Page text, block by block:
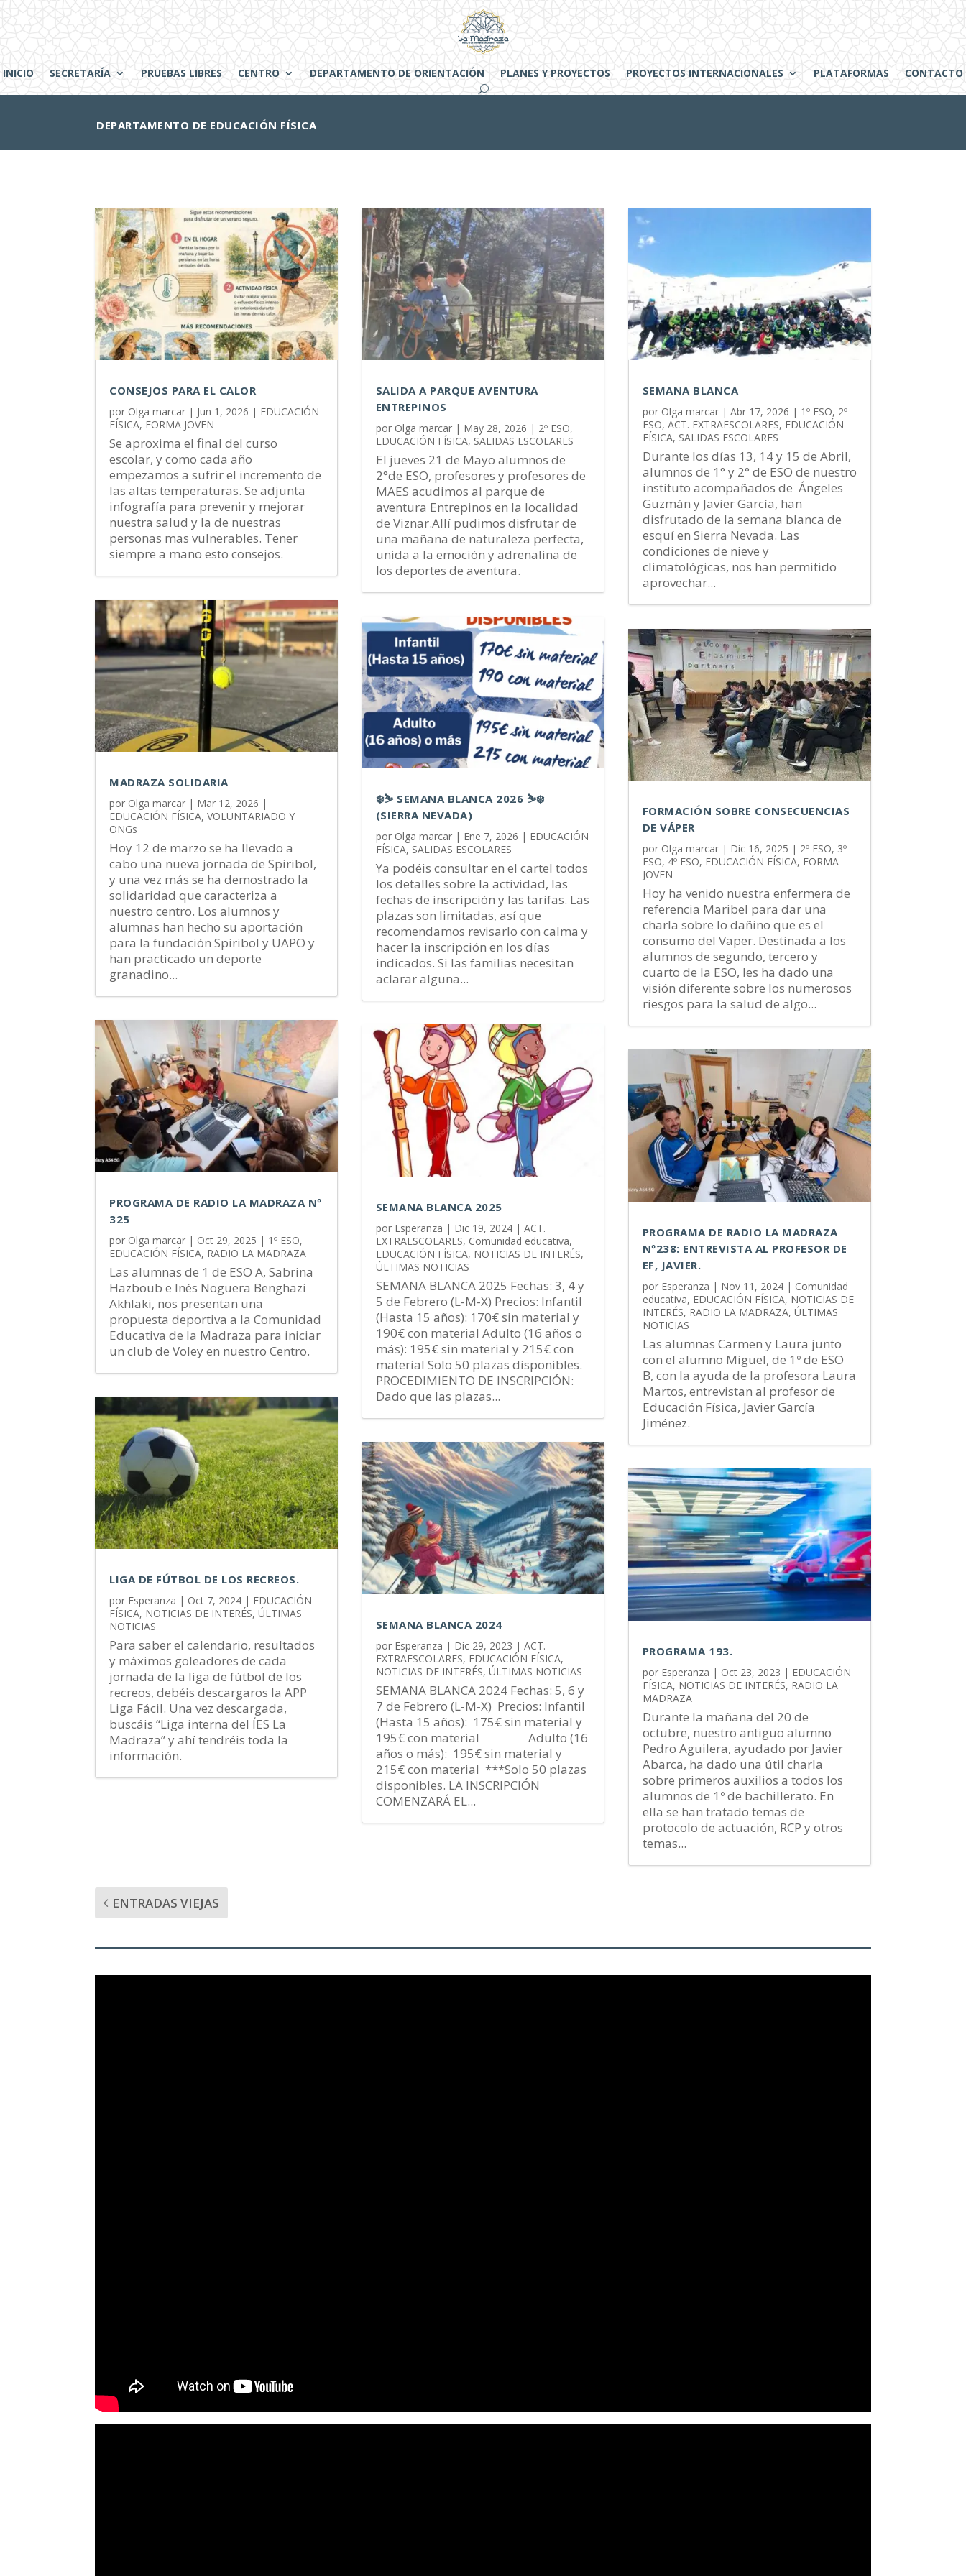
INICIO SECRETARÍA PRUEBAS LIBRES CENTRO DEPARTAMENTO DE ORIENTACIÓN PLANES Y PROYECTOS PROYECTOS INTERNACIONALES PLATAFORMAS CONTACTO
DEPARTAMENTO DE EDUCACIÓN FÍSICA
CONSEJOS PARA EL CALOR
por Olga marcar | Jun 1, 2026 | EDUCACIÓN
FÍSICA, FORMA JOVEN
Se aproxima el final del curso
escolar, y como cada año
empezamos a sufrir el incremento de
las altas temperaturas. Se adjunta
infografía para prevenir y mejorar
nuestra salud y la de nuestras
personas mas vulnerables. Tener
siempre a mano esto consejos.
MADRAZA SOLIDARIA
por Olga marcar | Mar 12, 2026 |
EDUCACIÓN FÍSICA, VOLUNTARIADO Y
ONGs
Hoy 12 de marzo se ha llevado a
cabo una nueva jornada de Spiribol,
y una vez más se ha demostrado la
solidaridad que caracteriza a
nuestro centro. Los alumnos y
alumnas han hecho su aportación
para la fundación Spiribol y UAPO y
han practicado un deporte
granadino...
PROGRAMA DE RADIO LA MADRAZA Nº
325
por Olga marcar | Oct 29, 2025 | 1º ESO,
EDUCACIÓN FÍSICA, RADIO LA MADRAZA
Las alumnas de 1 de ESO A, Sabrina
Hazboub e Inés Noguera Benghazi
Akhlaki, nos presentan una
propuesta deportiva a la Comunidad
Educativa de la Madraza para iniciar
un club de Voley en nuestro Centro.
LIGA DE FÚTBOL DE LOS RECREOS.
por Esperanza | Oct 7, 2024 | EDUCACIÓN
FÍSICA, NOTICIAS DE INTERÉS, ÚLTIMAS
NOTICIAS
Para saber el calendario, resultados
y máximos goleadores de cada
jornada de la liga de fútbol de los
recreos, debéis descargaros la APP
Liga Fácil. Una vez descargada,
buscáis “Liga interna del ÍES La
Madraza” y ahí tendréis toda la
información.
SALIDA A PARQUE AVENTURA
ENTREPINOS
por Olga marcar| May 28, 2026 | 2º ESO,
EDUCACIÓN FÍSICA, SALIDAS ESCOLARES
El jueves 21 de Mayo alumnos de
2°de ESO, profesores y profesores de
MAES acudimos al parque de
aventura Entrepinos en la localidad
de Viznar.Allí pudimos disfrutar de
una mañana de naturaleza perfecta,
unida a la emoción y adrenalina de
los deportes de aventura.
❄️⛷️ SEMANA BLANCA 2026 ⛷️❄️
(SIERRA NEVADA)
por Olga marcar| Ene 7, 2026 | EDUCACIÓN
FÍSICA, SALIDAS ESCOLARES
Ya podéis consultar en el cartel todos
los detalles sobre la actividad, las
fechas de inscripción y las tarifas. Las
plazas son limitadas, así que
recomendamos revisarlo con calma y
hacer la inscripción en los días
indicados. Si las familias necesitan
aclarar alguna...
SEMANA BLANCA 2025
por Esperanza | Dic 19, 2024| ACT.
EXTRAESCOLARES, Comunidad educativa,
EDUCACIÓN FÍSICA, NOTICIAS DE INTERÉS,
ÚLTIMAS NOTICIAS
SEMANA BLANCA 2025 Fechas: 3, 4 y
5 de Febrero (L-M-X) Precios: Infantil
(Hasta 15 años): 170€ sin material y
190€ con material Adulto (16 años o
más): 195€ sin material y 215€ con
material Solo 50 plazas disponibles.
PROCEDIMIENTO DE INSCRIPCIÓN:
Dado que las plazas...
SEMANA BLANCA 2024
por Esperanza | Dic 29, 2023 | ACT.
EXTRAESCOLARES, EDUCACIÓN FÍSICA,
NOTICIAS DE INTERÉS, ÚLTIMAS NOTICIAS
SEMANA BLANCA 2024 Fechas: 5, 6 y
7 de Febrero (L-M-X) Precios: Infantil
(Hasta 15 años): 175€ sin material y
195€ con material Adulto (16
años o más): 195€ sin material y
215€ con material ***Solo 50 plazas
disponibles. LA INSCRIPCIÓN
COMENZARÁ EL...
SEMANA BLANCA
por Olga marcar| Abr 17, 2026 | 1º ESO, 2º
ESO, ACT. EXTRAESCOLARES, EDUCACIÓN
FÍSICA, SALIDAS ESCOLARES
Durante los días 13, 14 y 15 de Abril,
alumnos de 1° y 2° de ESO de nuestro
instituto acompañados de Ángeles
Guzmán y Javier García, han
disfrutado de la semana blanca de
esquí en Sierra Nevada. Las
condiciones de nieve y
climatológicas, nos han permitido
aprovechar...
FORMACIÓN SOBRE CONSECUENCIAS
DE VÁPER
por Olga marcar| Dic 16, 2025 | 2º ESO, 3º
ESO, 4º ESO, EDUCACIÓN FÍSICA, FORMA
JOVEN
Hoy ha venido nuestra enfermera de
referencia Maribel para dar una
charla sobre lo dañino que es el
consumo del Vaper. Destinada a los
alumnos de segundo, tercero y
cuarto de la ESO, les ha dado una
visión diferente sobre los numerosos
riesgos para la salud de algo...
PROGRAMA DE RADIO LA MADRAZA
Nº238: ENTREVISTA AL PROFESOR DE
EF, JAVIER.
por Esperanza | Nov 11, 2024| Comunidad
educativa, EDUCACIÓN FÍSICA, NOTICIAS DE
INTERÉS, RADIO LA MADRAZA, ÚLTIMAS
NOTICIAS
Las alumnas Carmen y Laura junto
con el alumno Miguel, de 1º de ESO
B, con la ayuda de la profesora Laura
Martos, entrevistan al profesor de
Educación Física, Javier García
Jiménez.
PROGRAMA 193.
por Esperanza | Oct 23, 2023 | EDUCACIÓN
FÍSICA, NOTICIAS DE INTERÉS, RADIO LA
MADRAZA
Durante la mañana del 20 de
octubre, nuestro antiguo alumno
Pedro Aguilera, ayudado por Javier
Abarca, ha dado una útil charla
sobre primeros auxilios a todos los
alumnos de 1º de bachillerato. En
ella se han tratado temas de
protocolo de actuación, RCP y otros
temas...
ENTRADAS VIEJAS